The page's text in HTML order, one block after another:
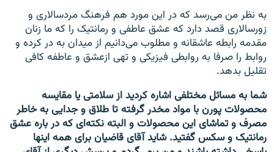
به نظر من می‌رسد که در این مورد هم فرهنگ مردسالاری و
زورسالاری قصد دارد که عشق عاطفی و رمانتیک را که ما زنان
مقدمه رابطه عاشقانه و مطلوب می‌دانیم از میدان به در کرده و
روابط را صرفا به روابطی فیزیکی و تهی ازعشق و عاطفه کافی
تقلیل بدهد.
شما به مسائل مختلفی اشاره کردید از سلامتی یا مقایسه
محصولات پورن با مواد مخدر گرفته تا طلاق و جدایی به خاطر
مصرف و تماشای این محصولات و البته نکته‌ای که در باره عشق
رمانتیک و سکس گفتید. شاید آقای قاضیان برای همه اینها